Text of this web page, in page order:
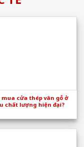
mua cửa thép vân gỗ ở
chất lượng hiện đại?